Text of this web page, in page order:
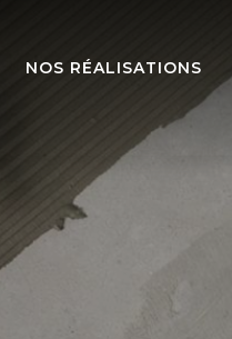
NOS RÉALISATIONS